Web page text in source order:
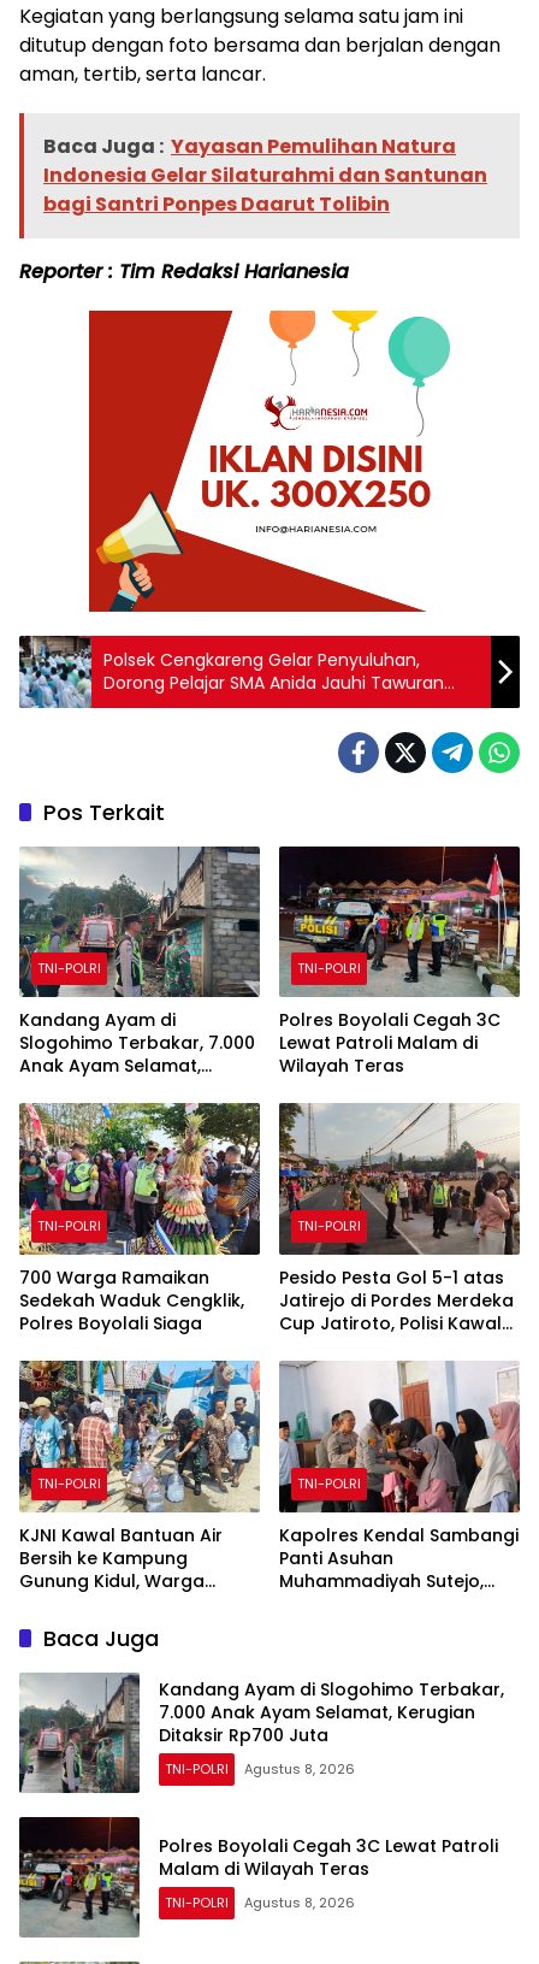
Kegiatan yang berlangsung selama satu jam ini
ditutup dengan foto bersama dan berjalan dengan
aman, tertib, serta lancar.
Baca Juga : Yayasan Pemulihan Natura
Indonesia Gelar Silaturahmi dan Santunan
bagi Santri Ponpes Daarut Tolibin
Reporter : Tim Redaksi Harianesia
Polsek Cengkareng Gelar Penyuluhan,
Dorong Pelajar SMA Anida Jauhi Tawuran
dan Jadi Pelajar Teladan
Pos Terkait
TNI-POLRI
Kandang Ayam di
Slogohimo Terbakar, 7.000
Anak Ayam Selamat,
Juta
TNI-POLRI
Polres Boyolali Cegah 3C
Lewat Patroli Malam di
Wilayah Teras
TNI-POLRI
700 Warga Ramaikan
Sedekah Waduk Cengklik,
Polres Boyolali Siaga
TNI-POLRI
Pesido Pesta Gol 5-1 atas
Jatirejo di Pordes Merdeka
Cup Jatiroto, Polisi Kawal
TNI-POLRI
KJNI Kawal Bantuan Air
Bersih ke Kampung
Gunung Kidul, Warga
Antusias
TNI-POLRI
Kapolres Kendal Sambangi
Panti Asuhan
Muhammadiyah Sutejo,
Baca Juga
Kandang Ayam di Slogohimo Terbakar,
7.000 Anak Ayam Selamat, Kerugian
Ditaksir Rp700 Juta
TNI-POLRI Agustus 8, 2026
Polres Boyolali Cegah 3C Lewat Patroli
Malam di Wilayah Teras
TNI-POLRI Agustus 8, 2026